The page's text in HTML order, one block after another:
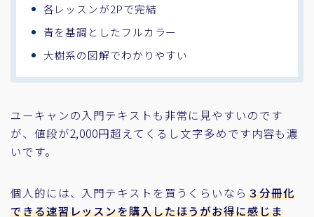
各レッスンが2Pで完結
青を基調としたフルカラー
大樹系の図解でわかりやすい
ユーキャンの入門テキストも非常に見やすいのです
が、値段が2,000円超えてくるし文字多めです内容も濃
いです。
個人的には、入門テキストを買うくらいなら３分冊化
できる速習レッスンを購入したほうがお得に感じま